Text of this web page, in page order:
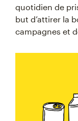
quotidien de
but d’attirer la
campagnes et